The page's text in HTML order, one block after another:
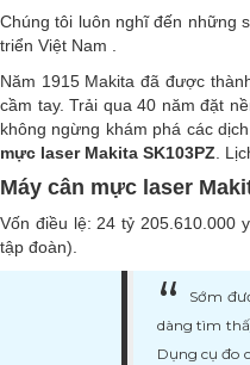
Chúng tôi luôn nghĩ đến những
triển Việt Nam .
Năm 1915 Makita đã được
cầm tay. Trải qua 40 năm đặt
không ngừng khám phá các
mực laser Makita SK103PZ .
Máy cân mực laser
Vốn điều lệ: 24 tỷ 205.610.000
tập đoàn).
Sớm
dàng tìm
Dụng cụ đo